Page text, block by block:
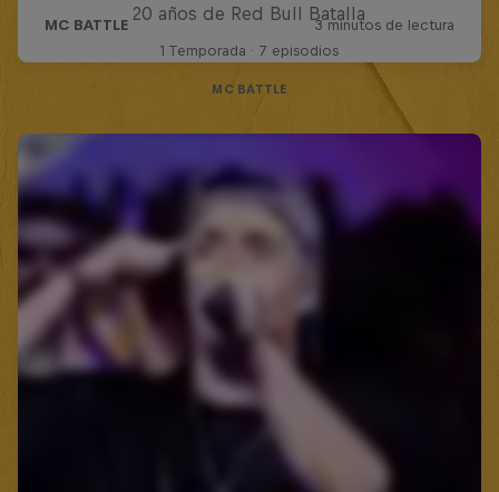
20 años de Red Bull Batalla
1 Temporada · 7 episodios
MC BATTLE